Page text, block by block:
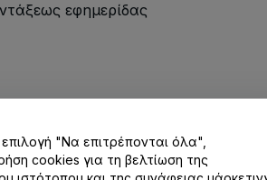
εφημερίδας
/ Επικοινωνήστε μαζί μας
"Να επιτρέπονται όλα",
cookies για τη βελτίωση της